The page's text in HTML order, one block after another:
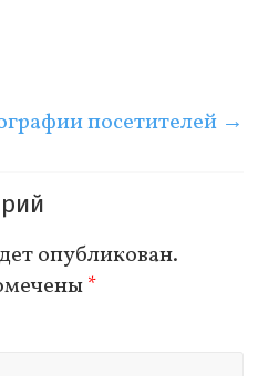
посетителей →
опубликован.
*